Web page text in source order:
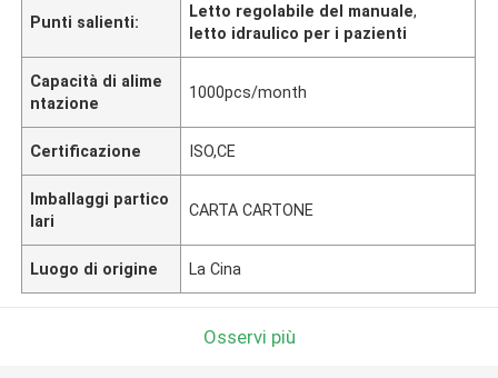
Punti salienti:
Letto regolabile del manuale,
letto idraulico per i pazienti
Capacità di alime
ntazione
1000pcs/month
Certificazione ISO,CE
Imballaggi partico
lari
CARTA CARTONE
Luogo di origine La Cina
Osservi più